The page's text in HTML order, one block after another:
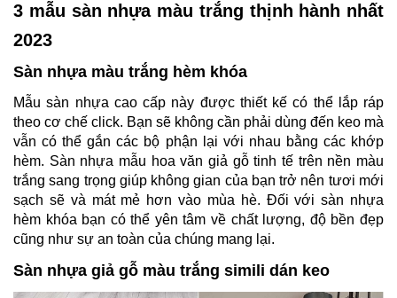
3 mẫu sàn nhựa màu trắng thịnh hành nhất
2023
Sàn nhựa màu trắng hèm khóa
Mẫu sàn nhựa cao cấp này được thiết kế có thể lắp ráp
theo cơ chế click. Bạn sẽ không cần phải dùng đến keo mà
vẫn có thể gắn các bộ phận lại với nhau bằng các khớp
hèm. Sàn nhựa mẫu hoa văn giả gỗ tinh tế trên nền màu
trắng sang trọng giúp không gian của bạn trở nên tươi mới
sạch sẽ và mát mẻ hơn vào mùa hè. Đối với sàn nhựa
hèm khóa bạn có thể yên tâm về chất lượng, độ bền đẹp
cũng như sự an toàn của chúng mang lại.
Sàn nhựa giả gỗ màu trắng simili dán keo